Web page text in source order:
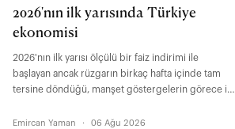
2026'nın ilk yarısında Türkiye
ekonomisi
2026'nın ilk yarısı ölçülü bir faiz indirimi ile
başlayan ancak rüzgarın birkaç hafta içinde tam
tersine döndüğü, manşet göstergelerin görece iyi
ortaya çıkmaya başladığı hareketli bir dönem oldu.
Emircan Yaman · 06 Ağu 2026